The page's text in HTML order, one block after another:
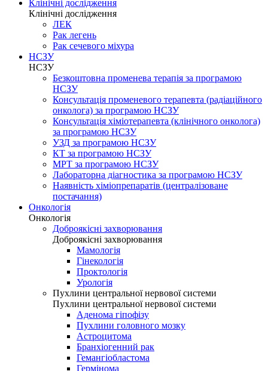
Клінічні дослідження
Клінічні дослідження
ЛЕК
Рак легень
Рак сечевого міхура
НСЗУ
НСЗУ
Безкоштовна променева терапія за програмою
НСЗУ
Консультація променевого терапевта (радіаційного
онколога) за програмою НСЗУ
Консультація хіміотерапевта (клінічного онколога)
за програмою НСЗУ
УЗД за програмою НСЗУ
КТ за програмою НСЗУ
МРТ за програмою НСЗУ
Лабораторна діагностика за програмою НСЗУ
Наявність хіміопрепаратів (централізоване
постачання)
Онкологія
Онкологія
Доброякісні захворювання
Доброякісні захворювання
Мамологія
Гінекологія
Проктологія
Урологія
Пухлини центральної нервової системи
Пухлини центральної нервової системи
Аденома гіпофізу
Пухлини головного мозку
Астроцитома
Бранхіогенний рак
Гемангіобластома
Гермінома